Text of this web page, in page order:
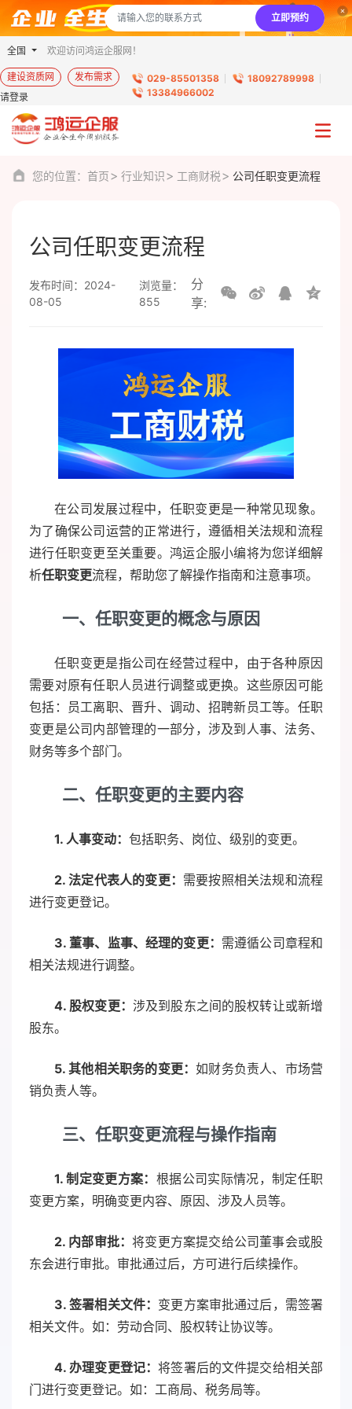
立即预约
全国 欢迎访问鸿运企服网！
建设资质网
发布需求
请登录
029-85501358
18092789998
13384966002
您的位置： 首页 行业知识 工商财税 公司任职变更流程
公司任职变更流程
发布时间：2024-
08-05
浏览量：
855
分
享:
在公司发展过程中，任职变更是一种常见现象。
为了确保公司运营的正常进行，遵循相关法规和流程
进行任职变更至关重要。鸿运企服小编将为您详细解
析任职变更流程，帮助您了解操作指南和注意事项。
一、任职变更的概念与原因
任职变更是指公司在经营过程中，由于各种原因
需要对原有任职人员进行调整或更换。这些原因可能
包括：员工离职、晋升、调动、招聘新员工等。任职
变更是公司内部管理的一部分，涉及到人事、法务、
财务等多个部门。
二、任职变更的主要内容
1. 人事变动： 包括职务、岗位、级别的变更。
2. 法定代表人的变更： 需要按照相关法规和流程
进行变更登记。
3. 董事、监事、经理的变更： 需遵循公司章程和
相关法规进行调整。
4. 股权变更： 涉及到股东之间的股权转让或新增
股东。
5. 其他相关职务的变更：如财务负责人、市场营
销负责人等。
三、任职变更流程与操作指南
1. 制定变更方案： 根据公司实际情况，制定任职
变更方案，明确变更内容、原因、涉及人员等。
2. 内部审批：将变更方案提交给公司董事会或股
东会进行审批。审批通过后，方可进行后续操作。
3. 签署相关文件： 变更方案审批通过后，需签署
相关文件。如：劳动合同、股权转让协议等。
4. 办理变更登记：将签署后的文件提交给相关部
门进行变更登记。如：工商局、税务局等。